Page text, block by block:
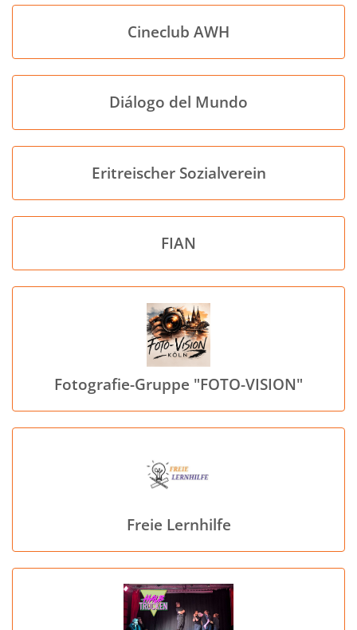
Cineclub AWH
Diálogo del Mundo
Eritreischer Sozialverein
FIAN
Fotografie-Gruppe "FOTO-VISION"
Freie Lernhilfe